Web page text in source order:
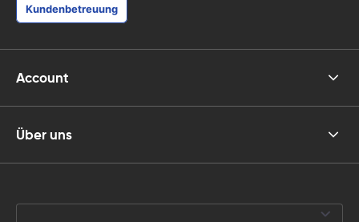
Kundenbetreuung
Account
Über uns